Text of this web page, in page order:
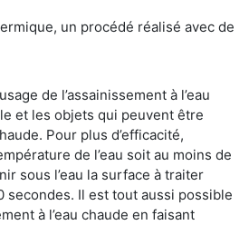
un procédé réalisé avec de
de l’assainissement à l’eau
et les objets qui peuvent être
Pour plus d’efficacité,
de l’eau soit au moins de
sous l’eau la surface à traiter
secondes. Il est tout aussi possible
à l’eau chaude en faisant